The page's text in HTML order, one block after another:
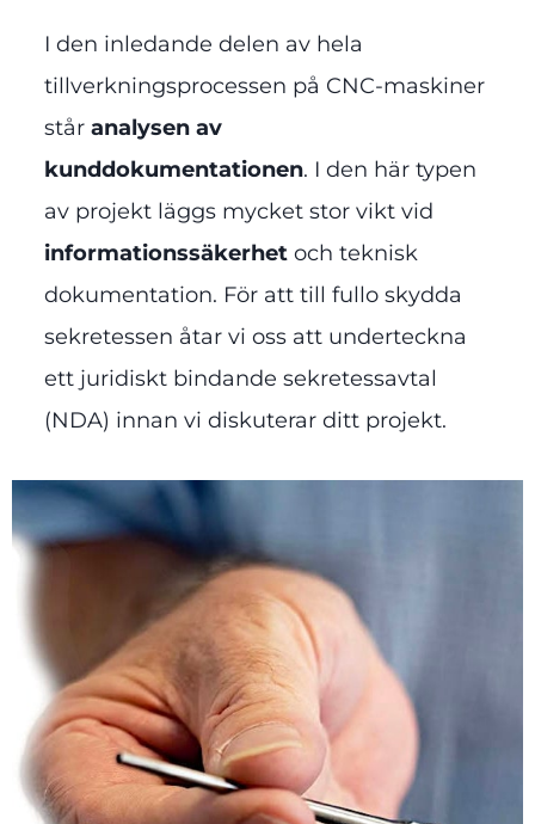
I den inledande delen av hela
tillverkningsprocessen på CNC-maskiner
står analysen av
kunddokumentationen. I den här typen
av projekt läggs mycket stor vikt vid
informationssäkerhet och teknisk
dokumentation. För att till fullo skydda
sekretessen åtar vi oss att underteckna
ett juridiskt bindande sekretessavtal
(NDA) innan vi diskuterar ditt projekt.